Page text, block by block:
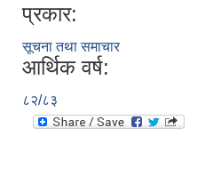
प्रकार:
सूचना तथा समाचार
आर्थिक वर्ष:
८२/८३